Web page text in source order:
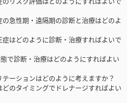
急性期・遠隔期の診断と治療はどのよ
はどのように診断・治療すればよいで
診断・治療はどのようにすればよい
ーションはどのように考えますか？
のタイミングでドレナージすればよい